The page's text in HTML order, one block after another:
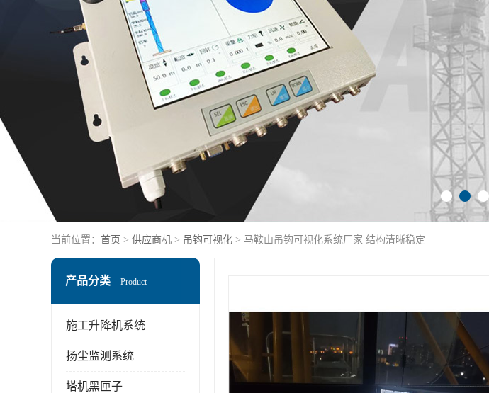
当前位置： 首页 > 供应商机 > 吊钩可视化 > 马鞍山吊钩可视化系统厂家 结构清晰稳定
产品分类 Product
施工升降机系统
扬尘监测系统
塔机黑匣子